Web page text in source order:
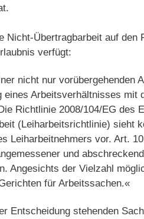
Nicht-Übertragbarbeit auf den
verfügt:
nicht nur vorübergehenden
eines Arbeitsverhältnisses
Richtlinie 2008/104/EG des
(Leiharbeitsrichtlinie) sieht
Leiharbeitnehmers vor. Art.
und
Angesichts der Vielzahl
für Arbeitssachen.«
Entscheidung stehenden